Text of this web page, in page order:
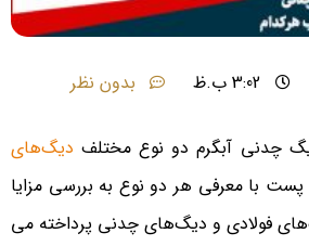
3:02 ب.ظ بدون نظر
چدنی آبگرم دو نوع مختلف دیگ‌های
با معرفی هر دو نوع به بررسی مزایا
فولادی و دیگ‌های چدنی پرداخته می